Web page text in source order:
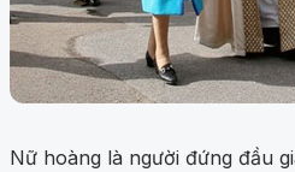
Nữ hoàng là người đứng đầu